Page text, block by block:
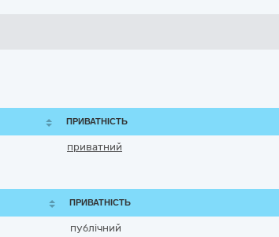
ПРИВАТНІСТЬ
приватний
ПРИВАТНІСТЬ
публічний